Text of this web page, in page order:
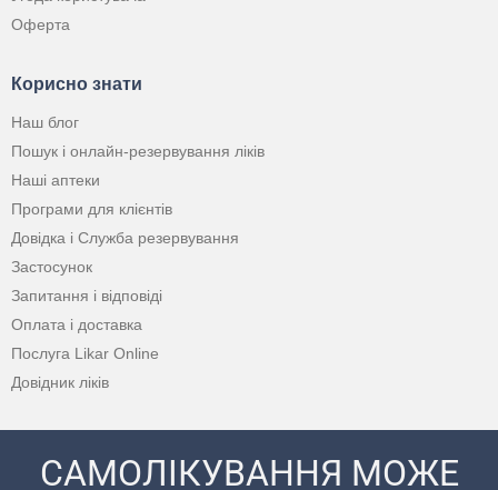
Оферта
Корисно знати
Наш блог
Пошук і онлайн-резервування ліків
Наші аптеки
Програми для клієнтів
Довідка і Служба резервування
Застосунок
Запитання і відповіді
Оплата і доставка
Послуга Likar Online
Довідник ліків
САМОЛІКУВАННЯ МОЖЕ